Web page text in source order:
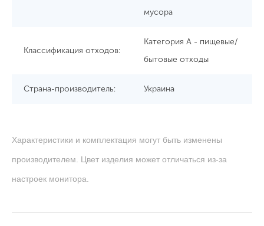
мусора
Классификация отходов:
Категория А - пищевые/
бытовые отходы
Страна-производитель: Украина
Характеристики и комплектация могут быть изменены
производителем. Цвет изделия может отличаться из-за
настроек монитора.